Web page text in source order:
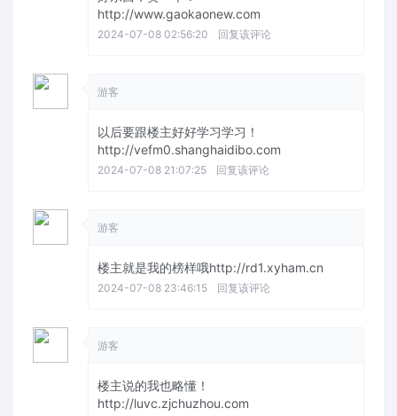
http://www.gaokaonew.com
2024-07-08 02:56:20 回复该评论
游客
以后要跟楼主好好学习学习！
http://vefm0.shanghaidibo.com
2024-07-08 21:07:25 回复该评论
游客
楼主就是我的榜样哦http://rd1.xyham.cn
2024-07-08 23:46:15 回复该评论
游客
楼主说的我也略懂！
http://luvc.zjchuzhou.com